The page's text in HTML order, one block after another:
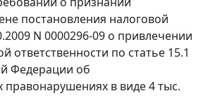
постановления налоговой
N 0000296-09 о привлечении
ответственности по статье 15.1
Федерации об
в виде 4 тыс.